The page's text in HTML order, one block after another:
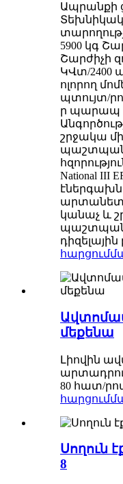
Ապրանքի
5900 կգ
Շարժիչի
ԿՎտ/2400
ոլորող
պտույտ/
ր պարապ
շրջակա
National III
կանաչ և
հարցում
մեքենա
Լիովին
80 հատ/
հարցում
Սողուն
8